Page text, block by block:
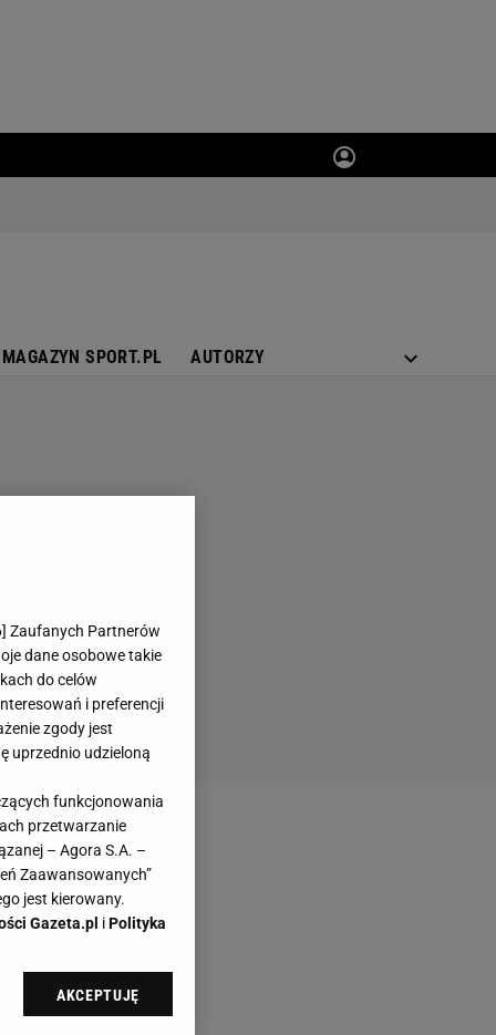
MAGAZYN SPORT.PL AUTORZY
] Zaufanych Partnerów
dane osobowe takie
do celów
i preferencji
zgody jest
uprzednio udzieloną
funkcjonowania
przetwarzanie
– Agora S.A. –
Zaawansowanych”
jest kierowany.
Gazeta.pl iPolityka
sp. z o.o., jej
swoje preferencje
AKCEPTUJĘ